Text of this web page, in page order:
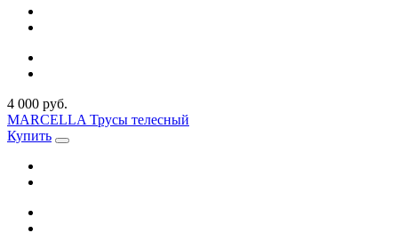
4 000 руб.
MARCELLA Трусы телесный
Купить